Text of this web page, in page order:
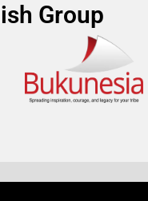
Group